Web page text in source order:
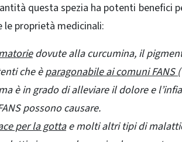
questa spezia ha potenti benefici
le proprietà medicinali:
dovute alla curcumina, il
che èparagonabile ai comuni FANS (
è in grado di alleviare il dolore e
possono causare.
per la gottae molti altri tipi di